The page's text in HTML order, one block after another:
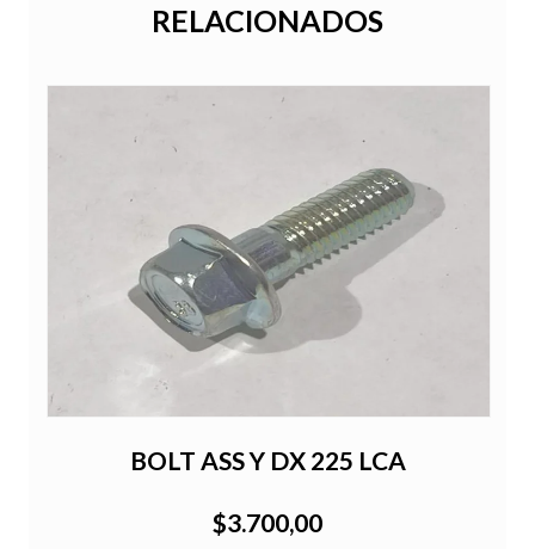
RELACIONADOS
BOLT ASS Y DX 225 LCA
$3.700,00